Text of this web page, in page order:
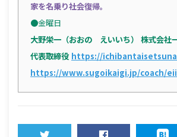
家を名乗り社会復帰。
●金曜日
大野栄一（おおの えいいち）
株式会社
代表取締役 https://
https://www.sugoikaigi.jp/coach/